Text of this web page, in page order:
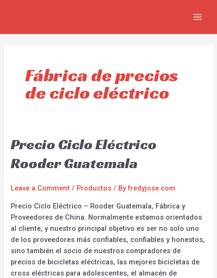
Fábrica de precios
de ciclo eléctrico
Precio Ciclo Eléctrico
Rooder Guatemala
Leave a Comment / Productos / Byfredyjose.com
Precio Ciclo Eléctrico – Rooder Guatemala, Fábrica y
Proveedores de China. Normalmente estamos orientados
al cliente, y nuestro principal objetivo es ser no solo uno
de los proveedores más confiables, confiables y honestos,
sino también el socio de nuestros compradores de
precios de bicicletas eléctricas, las mejores bicicletas de
cross eléctricas para adolescentes, el almacén de